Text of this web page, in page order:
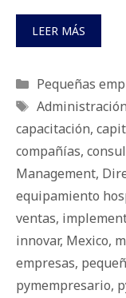
LEER MÁS
Categorías
Pequeñas
Etiquetas
Administración
capacitación,
compañías,
Management,
equipamiento
ventas,
innovar, Mexico,
empresas,
pymempresario,